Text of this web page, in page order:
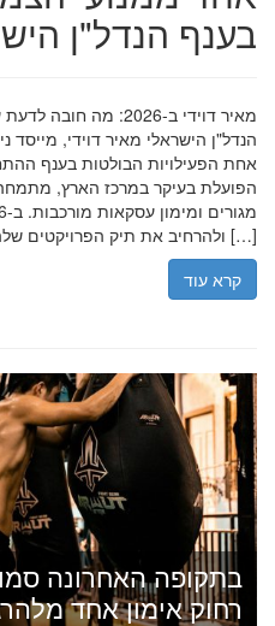
בענף הנדל"ן
מאיר דוידי ב-2026:
הנדל"ן הישראלי מאיר דוידי, מייסד
אחת הפעילויות הבולטות בענף
הפועלת בעיקר במרכז הארץ, מתמחה
ולהרחיב את תיק הפרויקטים שלה, תוך הדגשת ערכי […]
קרא עוד
בתקופה האחרונה
רחוק אימון אחד